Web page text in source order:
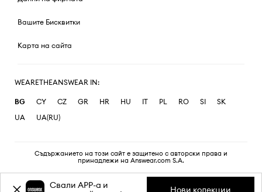
Вашите Бисквитки
Карта на сайта
WEARETHEANSWEAR IN:
BG CY CZ GR HR HU IT PL RO SI
SK
UA
UA(RU)
Съдържанието на този сайт е защитено с авторски права и
принадлежи на Answear.com S.A.
Свали APP-a и
Нови колекции